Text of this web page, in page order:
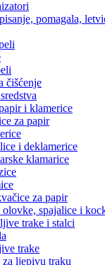
pomagala,
čišćenje
i klamerice
za papir
i deklamerice
klamarice
za papir
olovke, spajalice i
trake i stalci
trake
za ljepivu traku